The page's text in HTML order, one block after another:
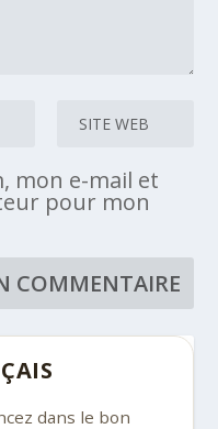
mon e-mail et
pour mon
dans le bon